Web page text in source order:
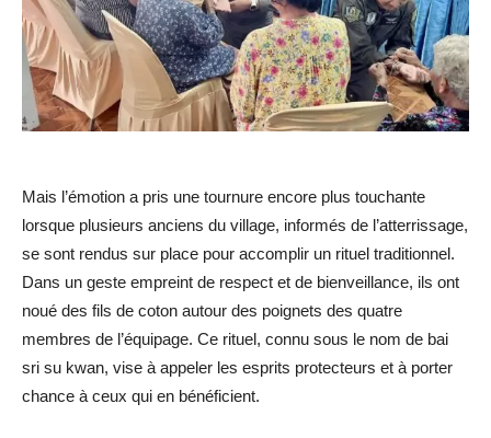
Mais l’émotion a pris une tournure encore plus touchante
lorsque plusieurs anciens du village, informés de l’atterrissage,
se sont rendus sur place pour accomplir un rituel traditionnel.
Dans un geste empreint de respect et de bienveillance, ils ont
noué des fils de coton autour des poignets des quatre
membres de l’équipage. Ce rituel, connu sous le nom de bai
sri su kwan, vise à appeler les esprits protecteurs et à porter
chance à ceux qui en bénéficient.